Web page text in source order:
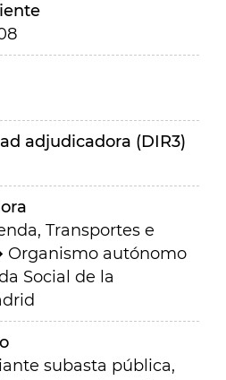
adjudicadora (DIR3)
Transportes e
Organismo autónomo
Social de la
subasta pública,